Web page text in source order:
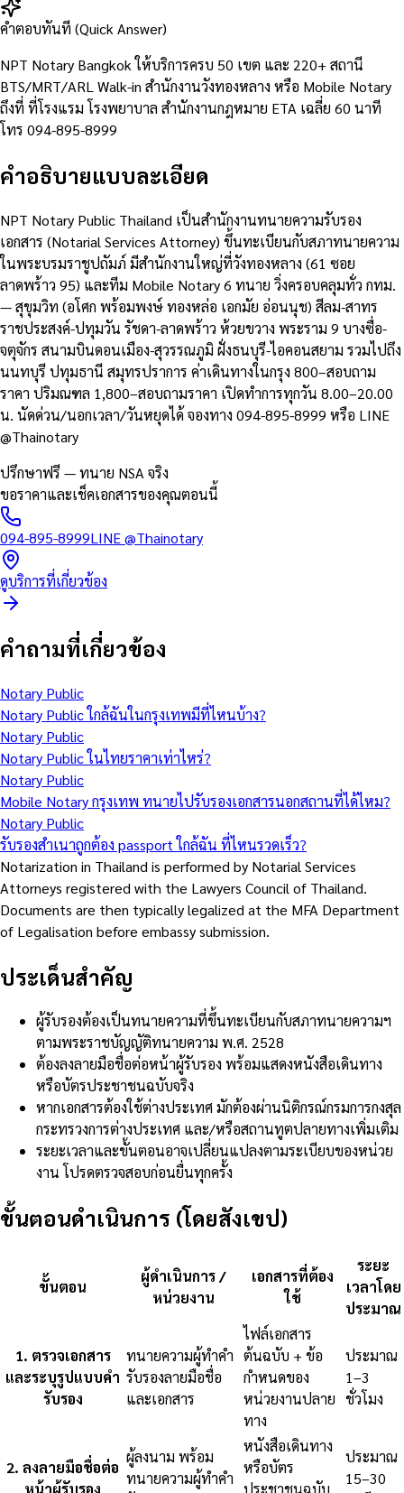
คำตอบทันที (Quick Answer)
NPT Notary Bangkok ให้บริการครบ 50 เขต และ 220+ สถานี
BTS/MRT/ARL Walk-in สำนักงานวังทองหลาง หรือ Mobile Notary
ถึงที่ ที่โรงแรม โรงพยาบาล สำนักงานกฎหมาย ETA เฉลี่ย 60 นาที
โทร 094-895-8999
คำอธิบายแบบละเอียด
NPT Notary Public Thailand เป็นสำนักงานทนายความรับรอง
เอกสาร (Notarial Services Attorney) ขึ้นทะเบียนกับสภาทนายความ
ในพระบรมราชูปถัมภ์ มีสำนักงานใหญ่ที่วังทองหลาง (61 ซอย
ลาดพร้าว 95) และทีม Mobile Notary 6 ทนาย วิ่งครอบคลุมทั่ว กทม.
— สุขุมวิท (อโศก พร้อมพงษ์ ทองหล่อ เอกมัย อ่อนนุช) สีลม-สาทร
ราชประสงค์-ปทุมวัน รัชดา-ลาดพร้าว ห้วยขวาง พระราม 9 บางซื่อ-
จตุจักร สนามบินดอนเมือง-สุวรรณภูมิ ฝั่งธนบุรี-ไอคอนสยาม รวมไปถึง
นนทบุรี ปทุมธานี สมุทรปราการ ค่าเดินทางในกรุง 800–สอบถาม
ราคา ปริมณฑล 1,800–สอบถามราคา เปิดทำการทุกวัน 8.00–20.00
น. นัดด่วน/นอกเวลา/วันหยุดได้ จองทาง 094-895-8999 หรือ LINE
@Thainotary
ปรึกษาฟรี — ทนาย NSA จริง
ขอราคาและเช็คเอกสารของคุณตอนนี้
094-895-8999LINE@Thainotary
ดูบริการที่เกี่ยวข้อง
คำถามที่เกี่ยวข้อง
Notary Public
Notary Public ใกล้ฉันในกรุงเทพมีที่ไหนบ้าง?
Notary Public
Notary Public ในไทยราคาเท่าไหร่?
Notary Public
Mobile Notary กรุงเทพ ทนายไปรับรองเอกสารนอกสถานที่ได้ไหม?
Notary Public
รับรองสำเนาถูกต้อง passport ใกล้ฉัน ที่ไหนรวดเร็ว?
Notarization in Thailand is performed by Notarial Services
Attorneys registered with the Lawyers Council of Thailand.
Documents are then typically legalized at the MFA Department
of Legalisation before embassy submission.
ประเด็นสำคัญ
ผู้รับรองต้องเป็นทนายความที่ขึ้นทะเบียนกับสภาทนายความฯ
ตามพระราชบัญญัติทนายความ พ.ศ. 2528
ต้องลงลายมือชื่อต่อหน้าผู้รับรอง พร้อมแสดงหนังสือเดินทาง
หรือบัตรประชาชนฉบับจริง
หากเอกสารต้องใช้ต่างประเทศ มักต้องผ่านนิติกรณ์กรมการกงสุล
กระทรวงการต่างประเทศ และ/หรือสถานทูตปลายทางเพิ่มเติม
ระยะเวลาและขั้นตอนอาจเปลี่ยนแปลงตามระเบียบของหน่วย
งาน โปรดตรวจสอบก่อนยื่นทุกครั้ง
ขั้นตอนดำเนินการ (โดยสังเขป)
ขั้นตอน
ผู้ดำเนินการ /
หน่วยงาน
เอกสารที่ต้อง
ใช้
ระยะ
เวลาโดย
ประมาณ
1. ตรวจเอกสาร
และระบุรูปแบบคำ
รับรอง
ทนายความผู้ทำคำ
รับรองลายมือชื่อ
และเอกสาร
ไฟล์เอกสาร
ต้นฉบับ + ข้อ
กำหนดของ
หน่วยงานปลาย
ทาง
ประมาณ
1–3
ชั่วโมง
2. ลงลายมือชื่อต่อ
หน้าผู้รับรอง
ผู้ลงนาม พร้อม
ทนายความผู้ทำคำ
หนังสือเดินทาง
หรือบัตร
ประชาชนฉบับ
ประมาณ
15–30